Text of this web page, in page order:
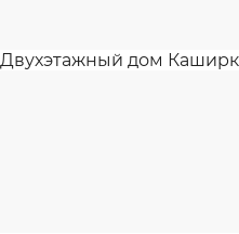
Двухэтажный дом